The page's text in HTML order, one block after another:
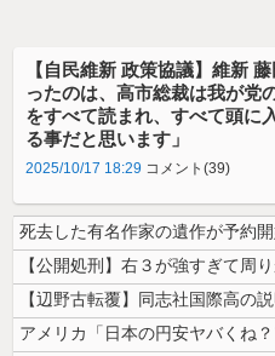
【自民維新 政策協議】維新
ったのは、高市総裁は我が党
をすべて読まれ、すべて頭に
る事だと思います」
2025/10/17 18:29 コメント(39)
アメリカ「日本の円安ヤバくね